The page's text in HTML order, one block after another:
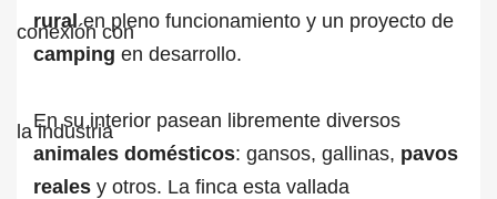
rural en pleno funcionamiento y un proyecto de
camping en desarrollo.
En su interior pasean libremente diversos
animales domésticos: gansos, gallinas, pavos
reales y otros. La finca esta vallada